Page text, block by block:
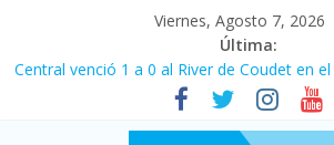
Viernes, Agosto 7, 2026
Última:
Fuerte caída de la venta de autos usados en
Central venció 1 a 0 al River de Coudet en
La morosidad alcanzó su nivel más alto en